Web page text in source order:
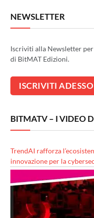
NEWSLETTER
Iscriviti alla Newsletter
di BitMAT Edizioni.
BITMATV – I VIDEO
TrendAI rafforza
innovazione per la